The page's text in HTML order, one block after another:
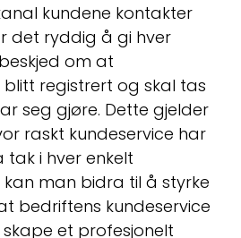
kundene kontakter
det ryddig å gi hver
om at
blitt registrert og skal tas
seg gjøre. Dette gjelder
raskt kundeservice har
i hver enkelt
kan man bidra til å styrke
bedriftens kundeservice
et profesjonelt